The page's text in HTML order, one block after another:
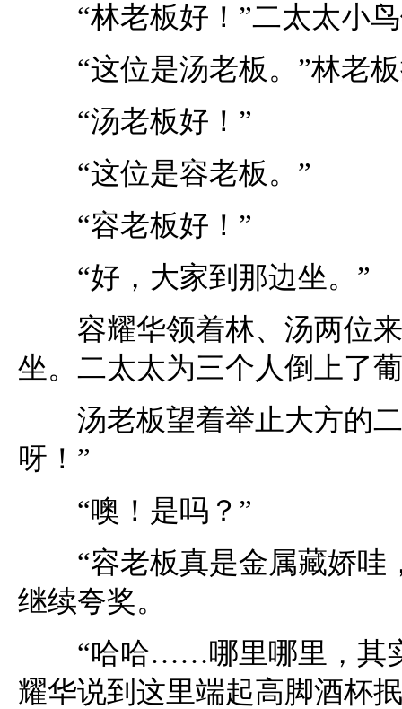
“林老板好！”二太太小鸟
“这位是汤老板。”林老板
“汤老板好！”
“这位是容老板。”
“容老板好！”
“好，大家到那边坐。”
容耀华领着林、汤两位来
坐。二太太为三个人倒上了
汤老板望着举止大方的二
呀！”
“噢！是吗？”
“容老板真是金属藏娇哇
继续夸奖。
“哈哈……哪里哪里，其实
耀华说到这里端起高脚酒杯